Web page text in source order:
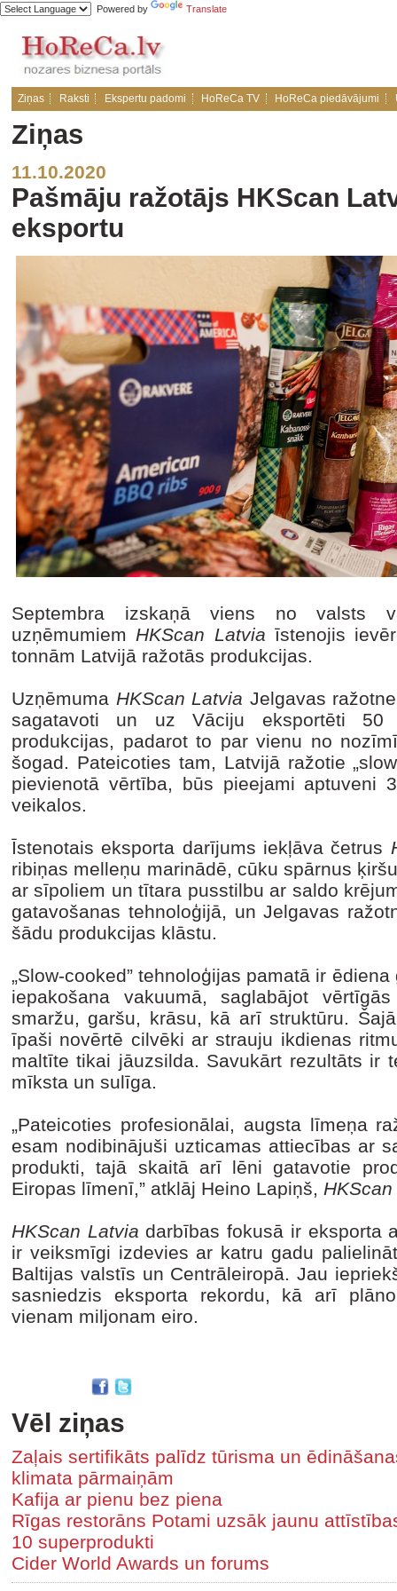
Powered by Translate
Ziņas Raksti Ekspertu padomi HoReCa TV HoReCa piedāvājumi
Ziņas
11.10.2020
Pašmāju ražotājs HKScan
eksportu
Septembra izskaņā viens no valsts
uzņēmumiem HKScan Latvia īstenojis
tonnām Latvijā ražotās produkcijas.
Uzņēmuma HKScan Latvia Jelgavas
sagatavoti un uz Vāciju eksportēti 50
produkcijas, padarot to par vienu no
šogad. Pateicoties tam, Latvijā ražotie
pievienotā vērtība, būs pieejami aptuveni
veikalos.
Īstenotais eksporta darījums iekļāva četrus
ribiņas melleņu marinādē, cūku spārnus
ar sīpoliem un tītara pusstilbu ar saldo
gatavošanas tehnoloģijā, un Jelgavas
šādu produkcijas klāstu.
„Slow-cooked” tehnoloģijas pamatā ir
iepakošana vakuumā, saglabājot
smaržu, garšu, krāsu, kā arī struktūru.
īpaši novērtē cilvēki ar strauju ikdienas
maltīte tikai jāuzsilda. Savukārt rezultāts ir
mīksta un sulīga.
„Pateicoties profesionālai, augsta līmeņa
esam nodibinājuši uzticamas attiecības ar
produkti, tajā skaitā arī lēni gatavotie
Eiropas līmenī,” atklāj Heino Lapiņš,
HKScan Latvia darbības fokusā ir eksporta
ir veiksmīgi izdevies ar katru gadu
Baltijas valstīs un Centrāleiropā. Jau
sasniedzis eksporta rekordu, kā arī
vienam miljonam eiro.
Vēl ziņas
Zaļais sertifikāts palīdz tūrisma un
klimata pārmaiņām
Kafija ar pienu bez piena
Rīgas restorāns Potami uzsāk jaunu
10 superprodukti
Cider World Awards un forums